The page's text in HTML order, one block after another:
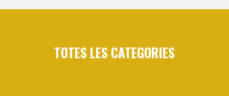
TOTES LES CATEGORIES